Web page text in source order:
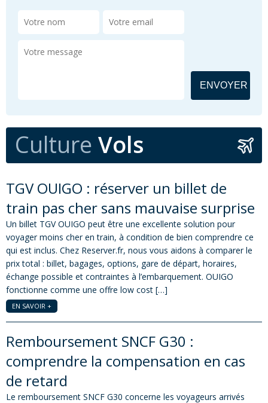
Culture Vols
TGV OUIGO : réserver un billet de
train pas cher sans mauvaise surprise
Un billet TGV OUIGO peut être une excellente solution pour
voyager moins cher en train, à condition de bien comprendre ce
qui est inclus. Chez Reserver.fr, nous vous aidons à comparer le
prix total : billet, bagages, options, gare de départ, horaires,
échange possible et contraintes à l’embarquement. OUIGO
fonctionne comme une offre low cost […]
EN SAVOIR +
Remboursement SNCF G30 :
comprendre la compensation en cas
de retard
Le remboursement SNCF G30 concerne les voyageurs arrivés